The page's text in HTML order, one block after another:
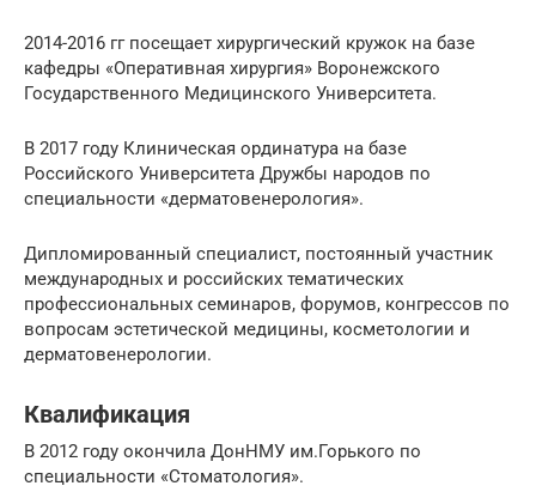
2014-2016 гг посещает хирургический кружок на базе
кафедры «Оперативная хирургия» Воронежского
Государственного Медицинского Университета.
В 2017 году Клиническая ординатура на базе
Российского Университета Дружбы народов по
специальности «дерматовенерология».
Дипломированный специалист, постоянный участник
международных и российских тематических
профессиональных семинаров, форумов, конгрессов по
вопросам эстетической медицины, косметологии и
дерматовенерологии.
Квалификация
В 2012 году окончила ДонНМУ им.Горького по
специальности «Стоматология».